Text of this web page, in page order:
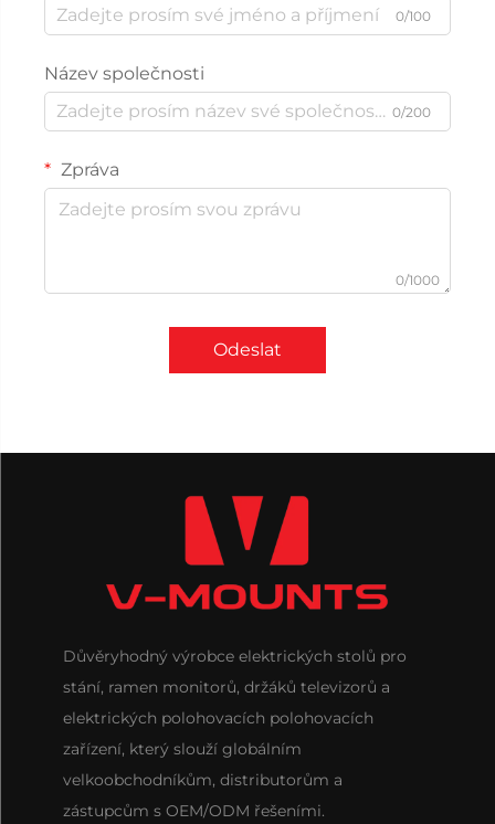
0/100
Název společnosti
0/200
Zpráva
0/1000
Odeslat
Důvěryhodný výrobce elektrických stolů pro
stání, ramen monitorů, držáků televizorů a
elektrických polohovacích polohovacích
zařízení, který slouží globálním
velkoobchodníkům, distributorům a
zástupcům s OEM/ODM řešeními.